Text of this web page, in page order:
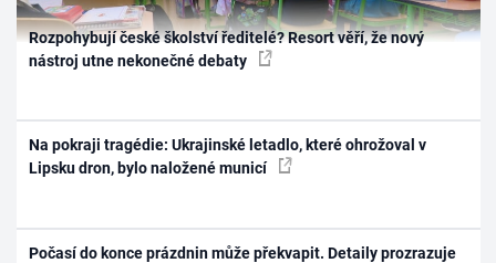
Rozpohybují české školství ředitelé? Resort věří, že nový
nástroj utne nekonečné debaty
Na pokraji tragédie: Ukrajinské letadlo, které ohrožoval v
Lipsku dron, bylo naložené municí
Počasí do konce prázdnin může překvapit. Detaily prozrazuje